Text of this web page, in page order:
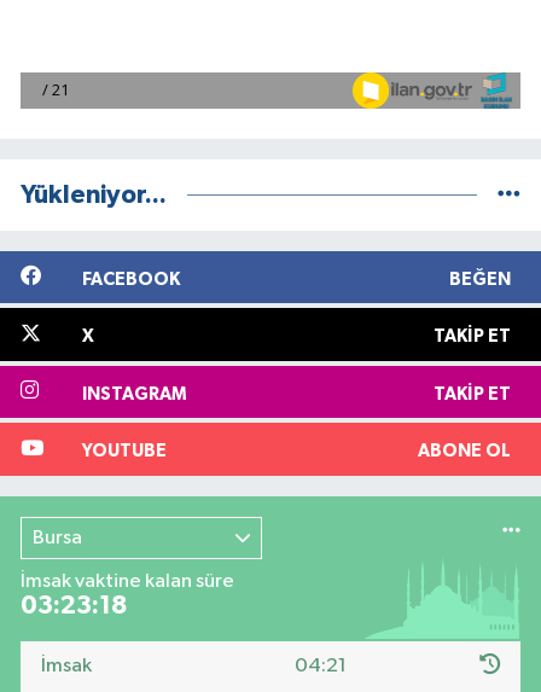
Yükleniyor...
FACEBOOK BEĞEN
X TAKIP ET
INSTAGRAM TAKIP ET
YOUTUBE ABONE OL
Bursa
İmsak vaktine kalan süre
03:23:17
İmsak 04:21